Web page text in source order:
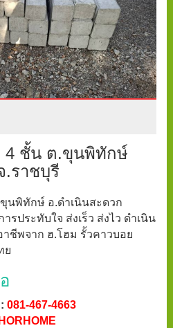
4 ชั้น ต.ขุนพิทักษ์
.ราชบุรี
นพิทักษ์ อ.ดำเนินสะดวก
รประทับใจ ส่งเร็ว ส่งไว ดำเนิน
ชีพจาก ฮ.โฮม รั้วคาวบอย
ย
081-467-4663